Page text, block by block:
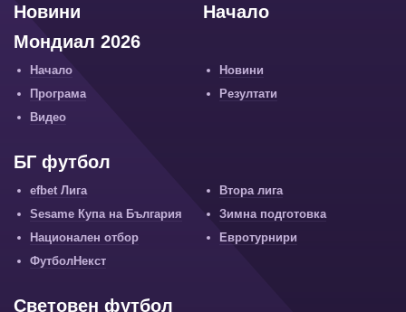
Начало
Новини
Мондиал 2026
Начало
Новини
Програма
Резултати
Видео
БГ футбол
efbet Лига
Втора лига
Sesame Купа на България
Зимна подготовка
Национален отбор
Евротурнири
ФутболНекст
Световен футбол